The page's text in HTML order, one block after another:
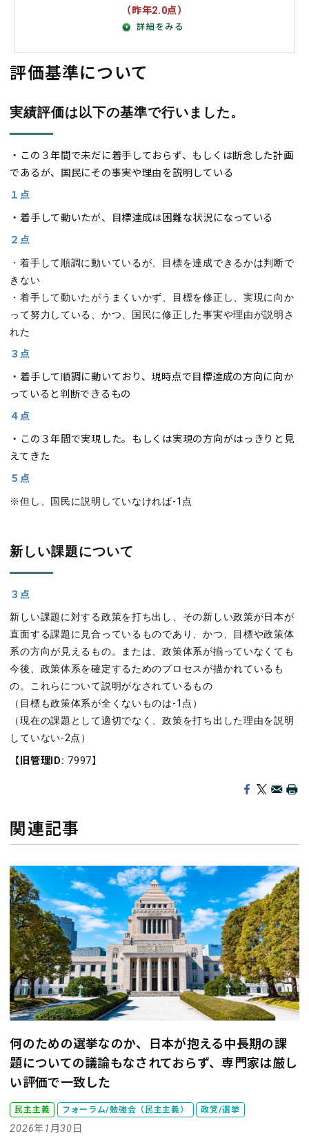
（昨年2.0点）
評価基準について
実績評価は以下の基準で行いました。
・この３年間で未だに着手しておらず、もしくは断念した計画
であるが、国民にその事実や理由を説明している
１点
・着手して動いたが、目標達成は困難な状況になっている
２点
・着手して順調に動いているが、目標を達成できるかは判断で
きない
・着手して動いたがうまくいかず、目標を修正し、実現に向か
って努力している、かつ、国民に修正した事実や理由が説明さ
れた
３点
・着手して順調に動いており、現時点で目標達成の方向に向か
っていると判断できるもの
４点
・この３年間で実現した。もしくは実現の方向がはっきりと見
えてきた
５点
※但し、国民に説明していなければ-1点
新しい課題について
３点
新しい課題に対する政策を打ち出し、その新しい政策が日本が
直面する課題に見合っているものであり、かつ、目標や政策体
系の方向が見えるもの。または、政策体系が揃っていなくても
今後、政策体系を確定するためのプロセスが描かれているも
の。これらについて説明がなされているもの
（目標も政策体系が全くないものは-1点）
（現在の課題として適切でなく、政策を打ち出した理由を説明
していない-2点）
【旧管理ID: 7997】
関連記事
何のための選挙なのか、日本が抱える中長期の課
題についての議論もなされておらず、専門家は厳し
い評価で一致した
民主主義 フォーラム/勉強会（民主主義） 政党/選挙
2026年1月30日